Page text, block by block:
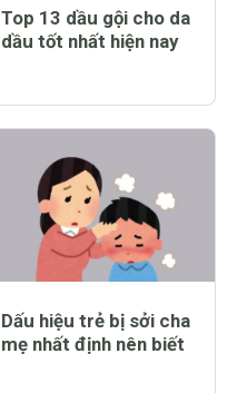
Top 13 dầu gội cho da
dầu tốt nhất hiện nay
Dấu hiệu trẻ bị sởi cha
mẹ nhất định nên biết